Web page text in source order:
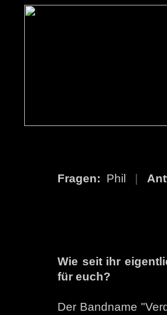
Fragen: Phil
Wie seit ihr
für euch?
Der Bandname